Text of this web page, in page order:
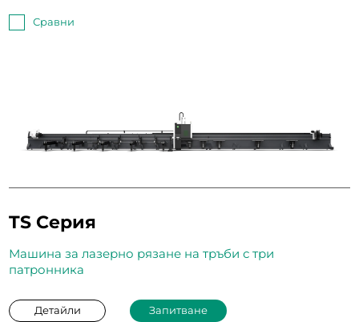
Сравни
TS Серия
Машина за лазерно рязане на тръби с три
патронника
Детайли Запитване